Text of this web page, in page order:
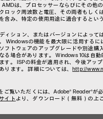
AMDは、プロセッサーならびにその他
ロック周波数と電圧、その両者もしく
含み、特定の使用用途に適合するとい
ィション、またはバージョンによって
Windowsの機能を最大限に活用するに
フトウェアのアップグレードや別途購
る場合があります。 Windows 10は自
す。 ISPの料金が適用され、今後アッ
ります。 詳細については、 http://
ご覧いただくには、Adobe® Reader®が必
イト より、ダウンロード（無料）の上